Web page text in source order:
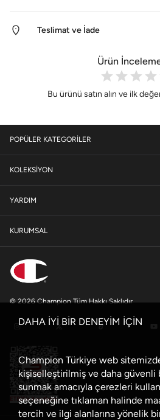
Teslimat ve İade
Ürün
Bu ürünü satın alın ve ilk
POPÜLER KATEGORİLER
KOLEKSİYON
YARDIM
KURUMSAL
© 2026 Champion Tüm Hakkı Saklıdır
DAHA İYİ BİR DENEYİM İÇİN
Champion Türkiye web
kişiselleştirilmiş ve daha güvenli
sunmak amacıyla çerezleri
seçeneğine tıklaman halinde
tercih ve ilgi alanlarına yönelik